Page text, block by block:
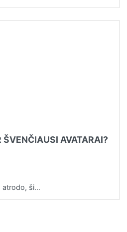
ŠVENČIAUSI AVATARAI?
atrodo, ši…